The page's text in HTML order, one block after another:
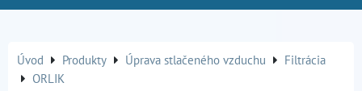
Úvod Produkty Úprava stlačeného vzduchu
Filtrácia
ORLIK